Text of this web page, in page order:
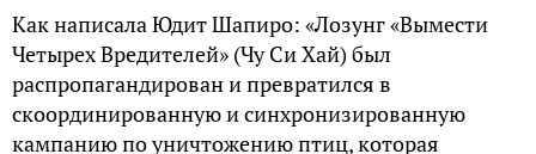
Как написала Юдит Шапиро: «Лозунг «Вымести
Четырех Вредителей» (Чу Си Хай) был
распропагандирован и превратился в
скоординированную и синхронизированную
кампанию по уничтожению птиц, которая